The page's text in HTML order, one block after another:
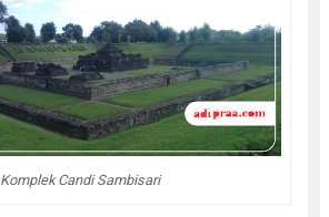
Komplek Candi Sambisari